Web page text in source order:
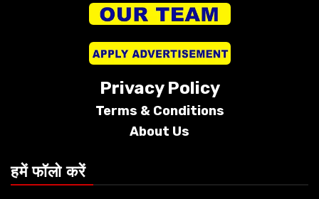
Privacy Policy
Terms & Conditions
About Us
हमें फॉलो करें